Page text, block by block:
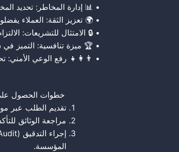
• 📊 إدارة المخاطر: تحديد
• 🌍 تعزيز الثقة: العملاء
• 🔒 الامتثال للتشريعات:
• 🏆 ميزة تنافسية: التميز
• 👨‍👩‍👧 رفع الوعي الأمني:
خطوات الحصول على شهادة
تقديم الطلب عبر
مراجعة الوثائق
المؤسسة.